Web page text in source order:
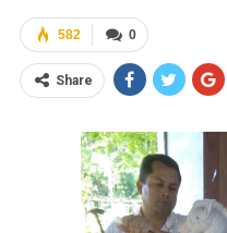
0
582
Share